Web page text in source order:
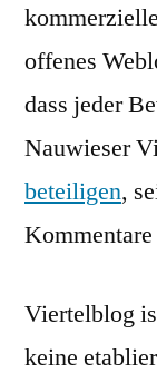
offenes
dass jeder
Nauwieser
beteiligen,
Viertelblog
keine